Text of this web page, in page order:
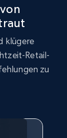
and
klügere
Retail-
zu